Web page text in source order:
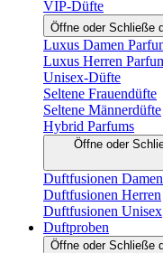
VIP-Düfte
Öffne oder Schließe
Luxus Damen
Luxus Herren
Unisex-Düfte
Seltene Frauendüfte
Seltene Männerdüfte
Hybrid Parfums
Öffne oder
Duftfusionen Damen
Duftfusionen Herren
Duftfusionen Unisex
Duftproben
Öffne oder Schließe